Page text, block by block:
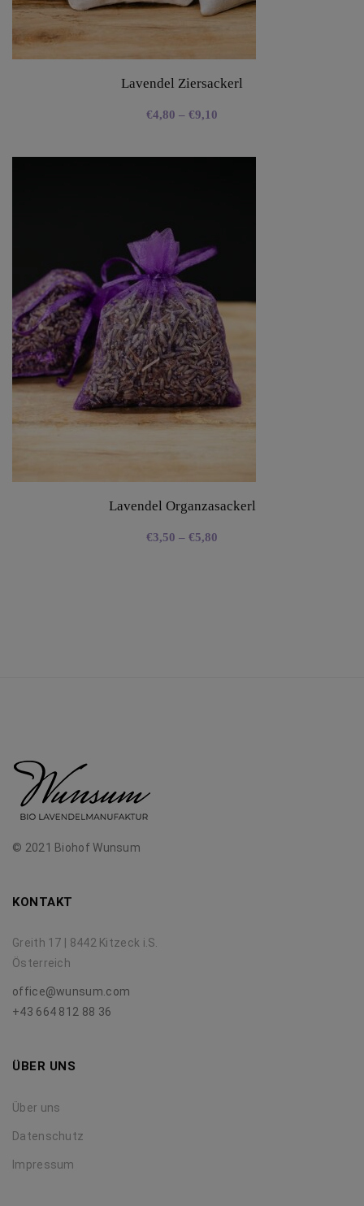
Lavendel Ziersackerl
€4,80 – €9,10
Lavendel Organzasackerl
€3,50 – €5,80
© 2021 Biohof Wunsum
KONTAKT
Greith 17 | 8442 Kitzeck i.S.
Österreich
office@wunsum.com
+43 664 812 88 36
ÜBER UNS
Über uns
Datenschutz
Impressum